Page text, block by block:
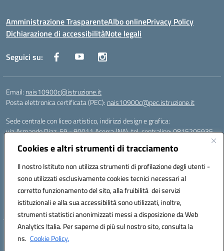
Cookies e altri strumenti di tracciamento
Il nostro Istituto non utilizza strumenti di profilazione degli utenti -
sono utilizzati esclusivamente cookies tecnici necessari al
corretto funzionamento del sito, alla fruibilità dei servizi
istituzionali e alla sua accessibilità sono utilizzati, inoltre,
strumenti statistici anonimizzati messi a disposizione da Web
Analytics Italia. Per saperne di più sul nostro sito, consulta la
ns. Cookie Policy.
Amministrazione TrasparenteAlbo onlinePrivacy Policy
Dichiarazione di accessibilitàNote legali
Seguici su:
Email: nais10900c@istruzione.it
Posta elettronica certificata (PEC): nais10900c@pec.istruzione.it
Sede centrale con liceo artistico, indirizzi design e grafica:
via Armando Diaz, 59 - 80011 Acerra (NA), tel. centralino: 0815205935
via T. Campanella, 80011 Acerra (NA), tel/fax: 0818850905
Sede succursale con liceo musicale:
via S. Pellico, 80011 Acerra (NA), tel: 08119660921
Email: nais10900c@istruzione.it | PEC: nais10900c@pec.istruzione.it |
Nome Ufficio PA: Uff_eFatturaPA | Codice Univoco ufficio: UFOYYV |
C.Fisc: 93056740637
Hosting & Powered by 3D Solution S.r.l.
Concept & Design by Designers Italia